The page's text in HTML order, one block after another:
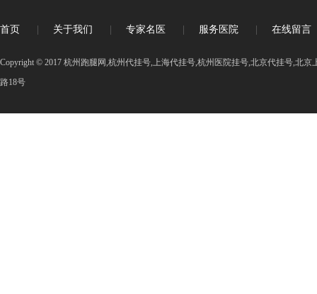
首页 关于我们 专家名医 服务医院 在线留言
Copyright © 2017 杭州跑腿网,杭州代挂号,上海代挂号,杭州医院挂号,北京代挂号,北
路18号